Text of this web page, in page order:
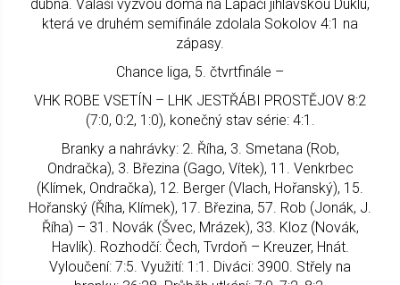
dubna. Valaši vyzvou doma na Lapači jihlavskou Duklu,
která ve druhém semifinále zdolala Sokolov 4:1 na
zápasy.
Chance liga, 5. čtvrtfinále –
VHK ROBE VSETÍN – LHK JESTŘÁBI PROSTĚJOV 8:2
(7:0, 0:2, 1:0), konečný stav série: 4:1.
Branky a nahrávky: 2. Říha, 3. Smetana (Rob,
Ondračka), 3. Březina (Gago, Vítek), 11. Venkrbec
(Klímek, Ondračka), 12. Berger (Vlach, Hořanský), 15.
Hořanský (Říha, Klímek), 17. Březina, 57. Rob (Jonák, J.
Říha) – 31. Novák (Švec, Mrázek), 33. Kloz (Novák,
Havlík). Rozhodčí: Čech, Tvrdoň – Kreuzer, Hnát.
Vyloučení: 7:5. Využití: 1:1. Diváci: 3900. Střely na